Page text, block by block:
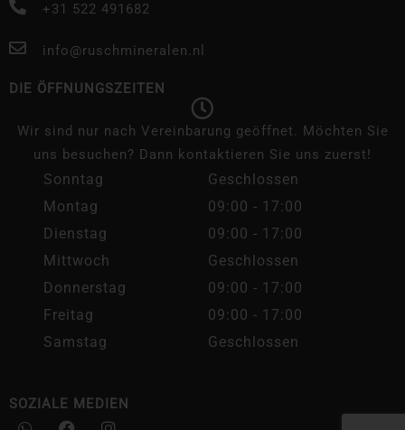
+31 522 491682
info@ruschmineralen.nl
DIE ÖFFNUNGSZEITEN
Wir sind nur nach Vereinbarung geöffnet. Möchten Sie
uns besuchen? Dann kontaktieren Sie uns zuerst!
Sonntag
Geschlossen
Montag
09:00 - 17:00
Dienstag
09:00 - 17:00
Mittwoch
Geschlossen
Donnerstag
09:00 - 17:00
Freitag
09:00 - 17:00
Samstag
Geschlossen
SOZIALE MEDIEN
W
F
I